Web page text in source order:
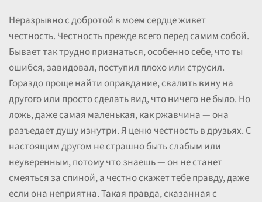
Неразрывно с добротой в моем сердце живет
честность. Честность прежде всего перед самим собой.
Бывает так трудно признаться, особенно себе, что ты
ошибся, завидовал, поступил плохо или струсил.
Гораздо проще найти оправдание, свалить вину на
другого или просто сделать вид, что ничего не было. Но
ложь, даже самая маленькая, как ржавчина — она
разъедает душу изнутри. Я ценю честность в друзьях. С
настоящим другом не страшно быть слабым или
неуверенным, потому что знаешь — он не станет
смеяться за спиной, а честно скажет тебе правду, даже
если она неприятна. Такая правда, сказанная с